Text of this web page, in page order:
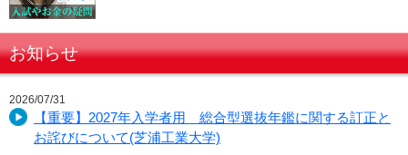
お知らせ
2026/07/31
【重要】2027年入学者用 総合型選抜年鑑に関する訂正と
お詫びについて(芝浦工業大学)